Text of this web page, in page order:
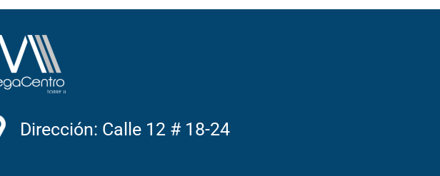
Dirección: Calle 12 # 18-24